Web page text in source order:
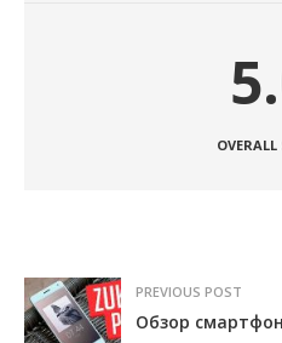
OVERALL
PREVIOUS POST
Обзор